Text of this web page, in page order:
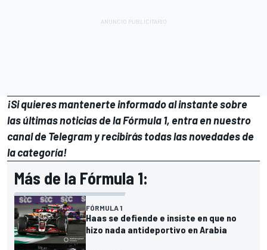
¡Si quieres mantenerte informado al instante sobre
las últimas noticias de la Fórmula 1, entra ennuestro
canal de Telegramy recibirás todas las novedades de
la categoría!
Más de la Fórmula 1:
FÓRMULA 1
Haas se defiende e insiste en que no
hizo nada antideportivo en Arabia